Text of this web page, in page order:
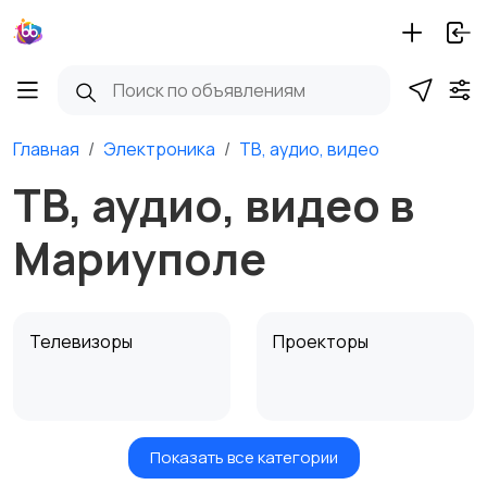
Главная Электроника ТВ, аудио, видео
ТВ, аудио, видео в
Мариуполе
Телевизоры Проекторы
Акустика, колонки,
Домашние
Показать все категории